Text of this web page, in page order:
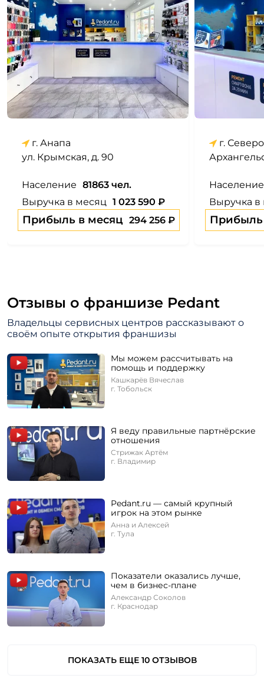
г. Анапа
ул. Крымская, д. 90
Население 81863 чел.
Выручка в месяц 1 023 590 ₽
Прибыль в месяц 294 256 ₽
г.
Население
Выручка в
Прибыль
Отзывы о франшизе Pedant
Владельцы сервисных центров рассказывают о
своём опыте открытия франшизы
Мы можем рассчитывать на
помощь и поддержку
Кашкарёв Вячеслав
г. Тобольск
Я веду правильные партнёрские
отношения
Стрижак Артём
г. Владимир
Pedant.ru — самый крупный
игрок на этом рынке
Анна и Алексей
г. Тула
Показатели оказались лучше,
чем в бизнес-плане
Александр Соколов
г. Краснодар
ПОКАЗАТЬ ЕЩЕ 10 ОТЗЫВОВ